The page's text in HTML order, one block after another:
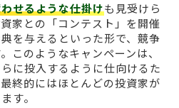
せるような仕掛けも見受けら
家との「コンテスト」を開催
を与えるといった形で、競争
このようなキャンペーンは、
に投入するように仕向けるた
終的にはほとんどの投資家が
す。